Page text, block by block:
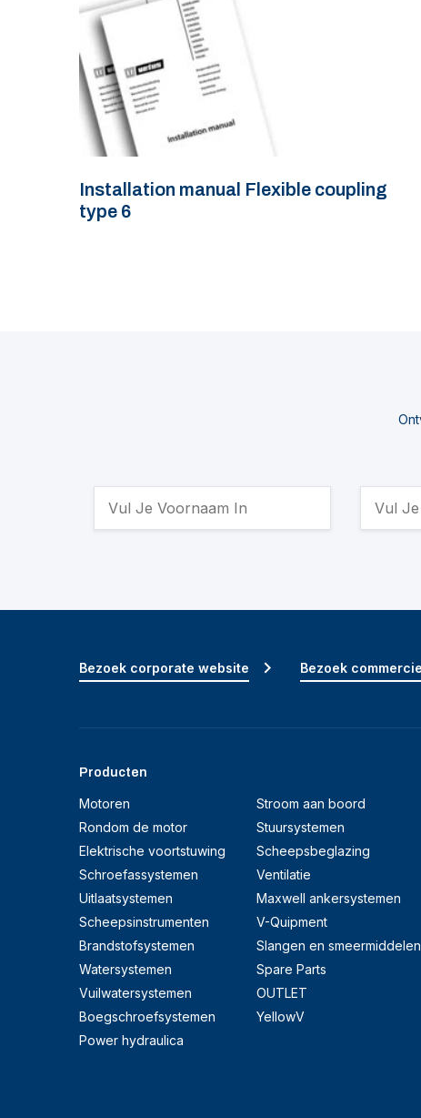
Installation manual Flexible coupling
type 6
Producten
Motoren
Rondom de motor
Elektrische voortstuwing
Schroefassystemen
Uitlaatsystemen
Scheepsinstrumenten
Brandstofsystemen
Watersystemen
Vuilwatersystemen
Boegschroefsystemen
Power hydraulica
Stroom aan boord
Stuursystemen
Scheepsbeglazing
Ventilatie
Maxwell ankersystemen
V-Quipment
Slangen en smeermiddelen
Spare Parts
OUTLET
YellowV
Bezoek corporate website Bezoek